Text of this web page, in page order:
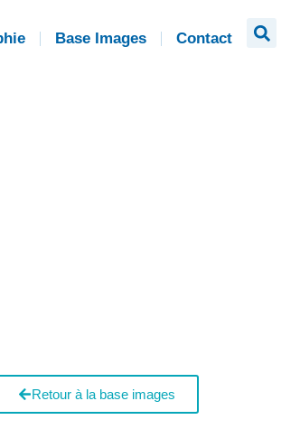
Base Images Contact
Retour à la base images